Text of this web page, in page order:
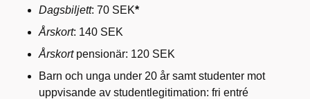
Dagsbiljett: 70 SEK*
Årskort: 140 SEK
Årskort pensionär: 120 SEK
Barn och unga under 20 år samt studenter mot
uppvisande av studentlegitimation: fri entré